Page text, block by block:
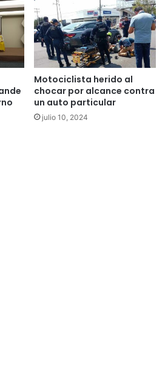
Motociclista herido al
chocar por alcance contra
un auto particular
julio 10, 2024